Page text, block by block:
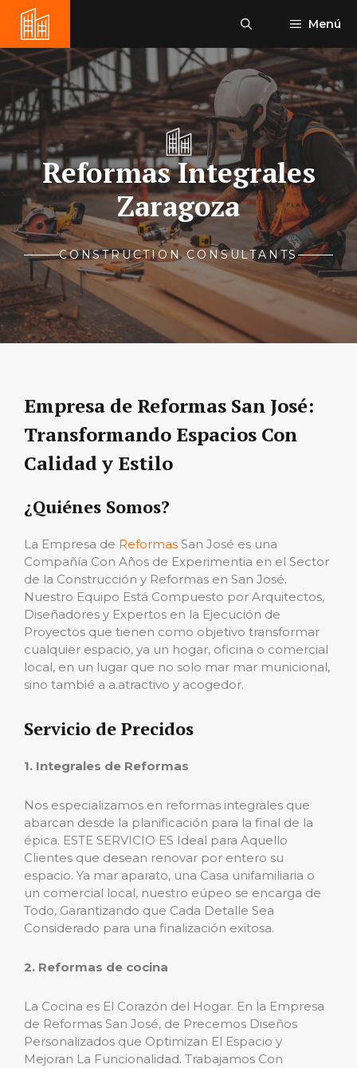
Saltar
contenido
Menú
Reformas Integrales
Zaragoza
CONSTRUCTION CONSULTANTS
Empresa de Reformas San José:
Transformando Espacios Con
Calidad y Estilo
¿Quiénes Somos?
La Empresa de Reformas San José es una
Compañía Con Años de Experimentia en el Sector
de la Construcción y Reformas en San José.
Nuestro Equipo Está Compuesto por Arquitectos,
Diseñadores y Expertos en la Ejecución de
Proyectos que tienen como objetivo transformar
cualquier espacio, ya un hogar, oficina o comercial
local, en un lugar que no solo mar mar municional,
sino tambié a a.atractivo y acogedor.
Servicio de Precidos
1. Integrales de Reformas
Nos especializamos en reformas integrales que
abarcan desde la planificación para la final de la
épica. ESTE SERVICIO ES Ideal para Aquello
Clientes que desean renovar por entero su
espacio. Ya mar aparato, una Casa unifamiliaria o
un comercial local, nuestro eúpeo se encarga de
Todo, Garantizando que Cada Detalle Sea
Considerado para una finalización exitosa.
2. Reformas de cocina
La Cocina es El Corazón del Hogar. En la Empresa
de Reformas San José, de Precemos Diseños
Personalizados que Optimizan El Espacio y
Mejoran La Funcionalidad. Trabajamos Con